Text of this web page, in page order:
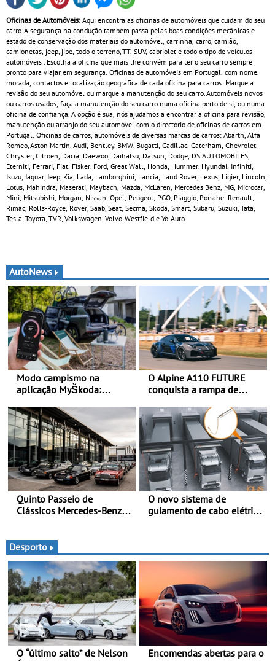
Oficinas de Automóveis: Aqui encontra as oficinas de automóveis que cuidam do seu
carro. A segurança na condução também passa pelas boas condições mecânicas e
estado de conservação dos materiais do automóvel, carrinha, carro, camião,
camionetas, jeep, jipe, todo o terreno, TT, SUV, cabriolet e todo o tipo de veículos
automóveis . Escolha a oficina que mais lhe convém para ter o seu carro sempre
pronto para viajar em segurança. Oficinas de automóveis em Portugal, com nome,
morada, contactos e localização geográfica de cada oficina para carros. Marque a
revisão do seu automóvel ou marque a manutenção do seu carro. Automóveis novos
ou carros usados, faça a manutenção do seu carro numa oficina perto de si, ou numa
oficina de confiança. A opção é sua, nós ajudamos a encontrar a oficina para revisão,
manutenção ou arranjo do seu automóvel com o directório de oficinas de carros em
Portugal. Oficinas de carros, automóveis de diversas marcas de carros: Abarth, Alfa
Romeo, Aston Martin, Audi, Bentley, BMW, Bugatti, Cadillac, Caterham, Chevrolet,
Chrysler, Citroen, Dacia, Daewoo, Daihatsu, Datsun, Dodge, DS AUTOMOBILES,
Eterniti, Ferrari, Fiat, Fisker, Ford, Great Wall, Honda, Hummer, Hyundai, Infiniti,
Isuzu, Jaguar, Jeep, Kia, Lada, Lamborghini, Lancia, Land Rover, Lexus, Ligier, Lincoln,
Lotus, Mahindra, Maserati, Maybach, Mazda, McLaren, Mercedes Benz, MG, Microcar,
Mini, Mitsubishi, Morgan, Nissan, Opel, Peugeot, PGO, Piaggio, Porsche, Renault,
Rimac, Rolls-Royce, Rover, Saab, Seat, Secma, Skoda, Smart, Subaru, Suzuki, Tata,
Tesla, Toyota, TVR, Volkswagen, Volvo, Westfield e Yo-Auto
AutoNews
Modo campismo na
aplicação MyŠkoda:
veículos elétricos
O Alpine A110 FUTURE
conquista a rampa de
dinâmica a nível mundial -
O protótipo de
desenvolvimento do Alpine
A110 FUTURE fez a sua
estreia dinâmica, em
público
Quinto Passeio de
Clássicos Mercedes-Benz
O novo sistema de
guiamento de cabo elétrico
DC horizontal traz mais
conforto para os
motoristas, menos
acidentes nas manobras e
máxima proteção contra
furtos
Desporto
O “último salto” de Nelson
Encomendas abertas para o